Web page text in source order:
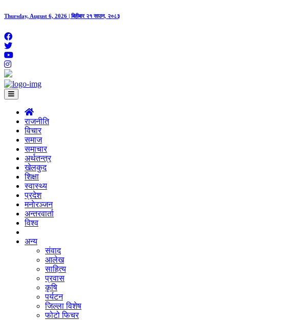
Thursday, August 6, 2026 | बिहीबार २१ साउन, २०८३
राजनीति
विचार
समाज
समाचार
अर्थतन्त्र
खेलकुद
शिक्षा
स्वास्थ्य
प्रदेश
मनाेरञ्जन
अन्तरवार्ता
विश्व
अन्य
संवाद
आलेख
साहित्य
प्रवास
कृषि
पर्यटन
जिल्ला विशेष
फोटो फिचर